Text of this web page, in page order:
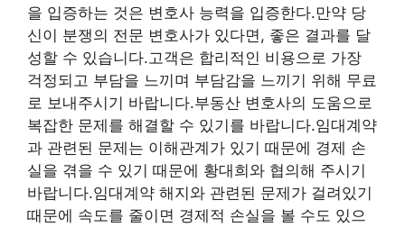
을 입증하는 것은 변호사 능력을 입증한다.만약 당
신이 분쟁의 전문 변호사가 있다면, 좋은 결과를 달
성할 수 있습니다.고객은 합리적인 비용으로 가장
걱정되고 부담을 느끼며 부담감을 느끼기 위해 무료
로 보내주시기 바랍니다.부동산 변호사의 도움으로
복잡한 문제를 해결할 수 있기를 바랍니다.임대계약
과 관련된 문제는 이해관계가 있기 때문에 경제 손
실을 겪을 수 있기 때문에 황대희와 협의해 주시기
바랍니다.임대계약 해지와 관련된 문제가 걸려있기
때문에 속도를 줄이면 경제적 손실을 볼 수도 있으